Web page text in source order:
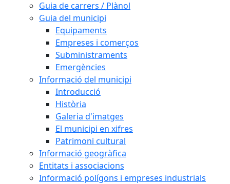
Guia de carrers / Plànol
Guia del municipi
Equipaments
Empreses i comerços
Subministraments
Emergències
Informació del municipi
Introducció
Història
Galeria d'imatges
El municipi en xifres
Patrimoni cultural
Informació geogràfica
Entitats i associacions
Informació polígons i empreses industrials